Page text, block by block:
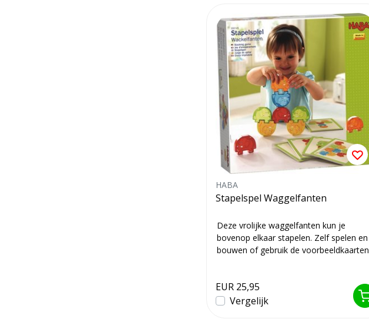
HABA
Stapelspel Waggelfanten
Deze vrolijke waggelfanten kun je
bovenop elkaar stapelen. Zelf spelen en
bouwen of gebruik de voorbeeldkaarten
EUR 25,95
Vergelijk